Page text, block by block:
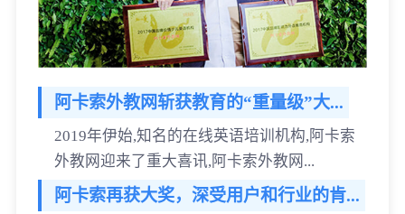
阿卡索外教网斩获教育的“重量级”大...
2019年伊始,知名的在线英语培训机构,阿卡索
外教网迎来了重大喜讯,阿卡索外教网...
阿卡索再获大奖，深受用户和行业的肯...